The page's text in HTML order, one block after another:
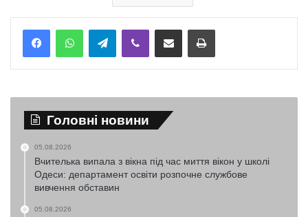
TelegramViber Надіслати електронною поштоюНадрукувати
Головні новини
05.08.2026
Вчителька випала з вікна під час миття вікон у школі
Одеси: департамент освіти розпочне службове
вивчення обставин
05.08.2026